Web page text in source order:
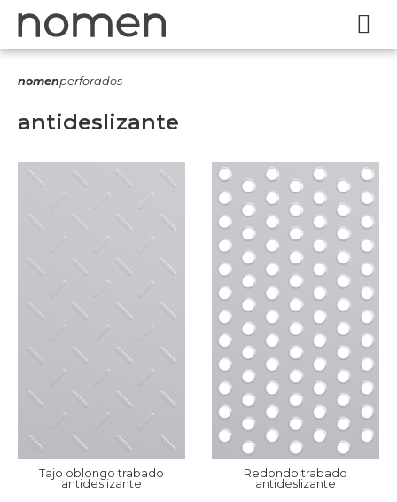
nomenperforados
antideslizante
Tajo oblongo trabado
antideslizante
Redondo trabado
antideslizante